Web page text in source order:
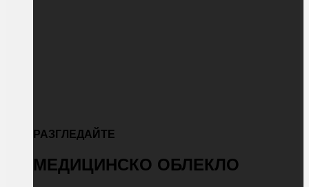
РАЗГЛЕДАЙТЕ
МЕДИЦИНСКО ОБЛЕКЛО